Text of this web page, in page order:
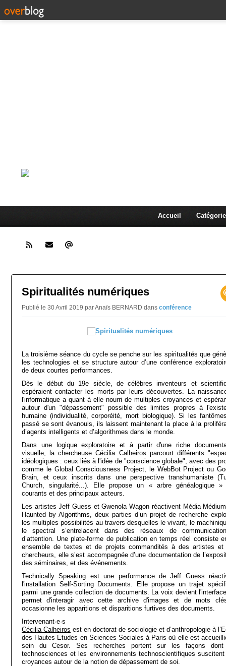
Accueil
Spiritualités numériques
Publié le 30 Avril 2019 par Anaïs BERNARD dans conférence
La troisième séance du cycle se penche sur les spiritualités que
les technologies et se structure autour d’une conférence
de deux courtes performances.
Dès le début du 19e siècle, de célèbres inventeurs et
espéraient contacter les morts par leurs découvertes. La
l'informatique a quant à elle nourri de multiples croyances et
autour d'un "dépassement" possible des limites propres à
humaine (individualité, corporéité, mort biologique). Si les
passé se sont évanouis, ils laissent maintenant la place à la
d’agents intelligents et d’algorithmes dans le monde.
Dans une logique exploratoire et à partir d'une riche
visuelle, la chercheuse Cécilia Calheiros parcourt différents
idéologiques : ceux liés à l'idée de "conscience globale", avec des
comme le Global Consciousness Project, le WebBot Project ou
Brain, et ceux inscrits dans une perspective transhumaniste
Church, singularité...). Elle propose un « arbre généalogique »
courants et des principaux acteurs.
Les artistes Jeff Guess et Gwenola Wagon réactivent Média
Haunted by Algorithms, deux parties d’un projet de recherche
les multiples possibilités au travers desquelles le vivant, le
le spectral s’entrelacent dans des réseaux de
d’attention. Une plate-forme de publication en temps réel consiste
ensemble de textes et de projets commandités à des artistes et
chercheurs, elle s’est accompagnée d’une documentation de
des séminaires, et des événements.
Technically Speaking est une performance de Jeff Guess
l'installation Self-Sorting Documents. Elle propose un trajet
parmi une grande collection de documents. La voix devient
permet d'interagir avec cette archive d'images et de mots
occasionne les apparitions et disparitions furtives des documents.
Intervenant·e·s
Cécilia Calheiros est en doctorat de sociologie et d’anthropologie à
des Hautes Etudes en Sciences Sociales à Paris où elle est
sein du Cesor. Ses recherches portent sur les façons
technosciences et les environnements technoscientifiques
croyances autour de la notion de dépassement de soi.